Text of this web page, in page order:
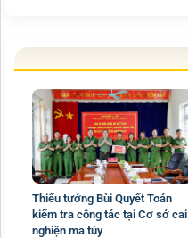
Thiếu tướng Bùi Quyết Toán
kiểm tra công tác tại Cơ sở cai
nghiện ma túy